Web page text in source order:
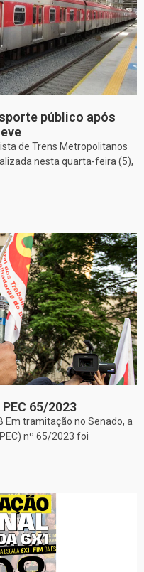
público após
de Trens Metropolitanos
nesta quarta-feira (5),
65/2023
Em tramitação no Senado, a
nº 65/2023 foi